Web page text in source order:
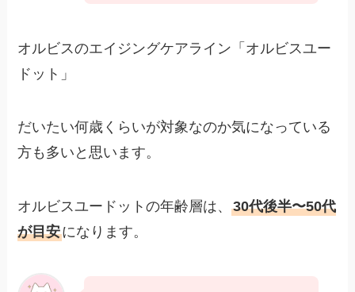
オルビスのエイジングケアライン「オルビスユー
ドット」
だいたい何歳くらいが対象なのか気になっている
方も多いと思います。
オルビスユードットの年齢層は、30代後半〜50代
が目安になります。